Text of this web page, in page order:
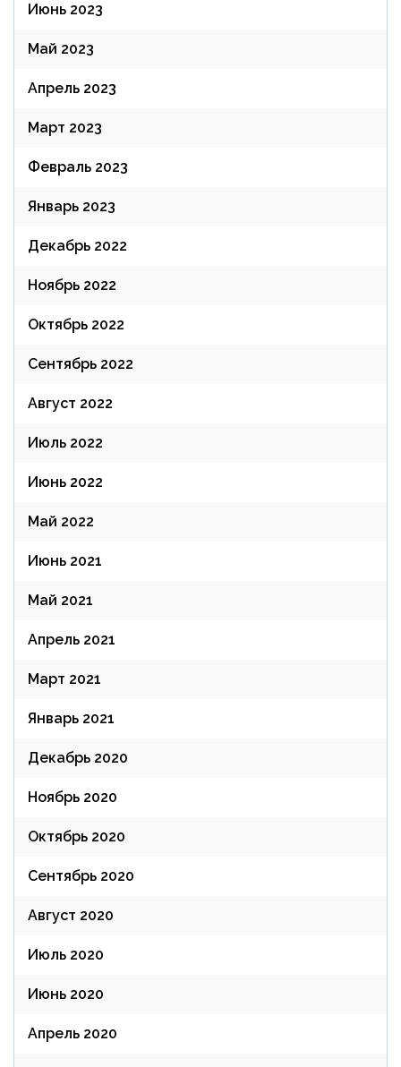
Июнь 2023
Май 2023
Апрель 2023
Март 2023
Февраль 2023
Январь 2023
Декабрь 2022
Ноябрь 2022
Октябрь 2022
Сентябрь 2022
Август 2022
Июль 2022
Июнь 2022
Май 2022
Июнь 2021
Май 2021
Апрель 2021
Март 2021
Январь 2021
Декабрь 2020
Ноябрь 2020
Октябрь 2020
Сентябрь 2020
Август 2020
Июль 2020
Июнь 2020
Апрель 2020